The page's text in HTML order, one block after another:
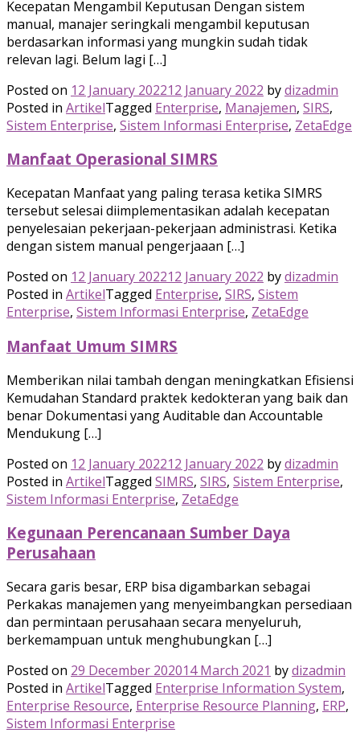
Kecepatan Mengambil Keputusan Dengan sistem
manual, manajer seringkali mengambil keputusan
berdasarkan informasi yang mungkin sudah tidak
relevan lagi. Belum lagi […]
Posted on 12 January 202212 January 2022 bydizadmin
Posted in ArtikelTagged Enterprise, Manajemen, SIRS,
Sistem Enterprise, Sistem Informasi Enterprise, ZetaEdge
Manfaat Operasional SIMRS
Kecepatan Manfaat yang paling terasa ketika SIMRS
tersebut selesai diimplementasikan adalah kecepatan
penyelesaian pekerjaan-pekerjaan administrasi. Ketika
dengan sistem manual pengerjaaan […]
Posted on 12 January 202212 January 2022 bydizadmin
Posted in ArtikelTagged Enterprise, SIRS, Sistem
Enterprise, Sistem Informasi Enterprise, ZetaEdge
Manfaat Umum SIMRS
Memberikan nilai tambah dengan meningkatkan Efisiensi
Kemudahan Standard praktek kedokteran yang baik dan
benar Dokumentasi yang Auditable dan Accountable
Mendukung […]
Posted on 12 January 202212 January 2022 bydizadmin
Posted in ArtikelTagged SIMRS, SIRS, Sistem Enterprise,
Sistem Informasi Enterprise, ZetaEdge
Kegunaan Perencanaan Sumber Daya
Perusahaan
Secara garis besar, ERP bisa digambarkan sebagai
Perkakas manajemen yang menyeimbangkan persediaan
dan permintaan perusahaan secara menyeluruh,
berkemampuan untuk menghubungkan […]
Posted on 29 December 202014 March 2021 bydizadmin
Posted in ArtikelTagged Enterprise Information System,
Enterprise Resource, Enterprise Resource Planning, ERP,
Sistem Informasi Enterprise